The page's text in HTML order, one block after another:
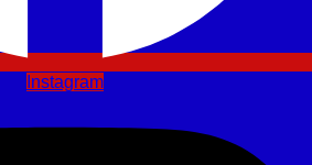
Instagram